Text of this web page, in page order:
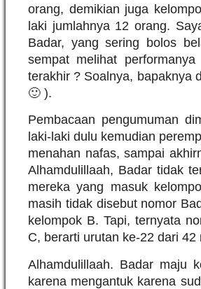
orang, demikian juga
laki jumlahnya 12 orang.
Badar, yang sering bolos
sempat melihat
terakhir ? Soalnya, bapaknya
🙂 ).
Pembacaan pengumuman
laki-laki dulu kemudian
menahan nafas, sampai
Alhamdulillaah, Badar tidak
mereka yang masuk
masih tidak disebut nomor
kelompok B. Tapi, ternyata
C, berarti urutan ke-22 dari
Alhamdulillaah. Badar maju
karena mengantuk karena